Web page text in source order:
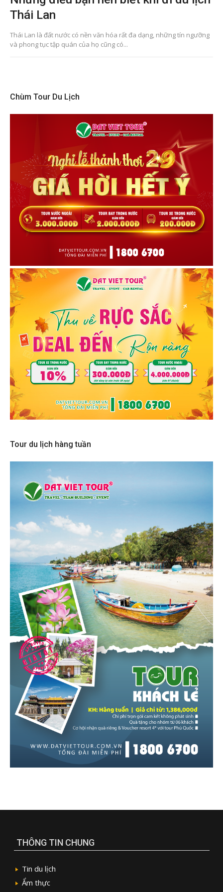
Thái Lan
Thái Lan là đất nước có nền văn hóa rất đa dạng, những tín ngưỡng
và phong tục tập quán của họ cũng có...
Chùm Tour Du Lịch
Tour du lịch hàng tuần
THÔNG TIN CHUNG
Tin du lịch
Ẩm thực